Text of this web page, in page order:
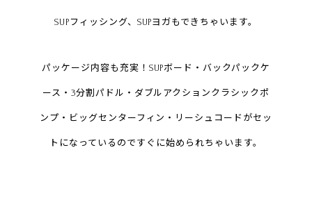
SUPフィッシング、SUPヨガもできちゃいます。
パッケージ内容も充実！SUPボード・バックパックケ
ース・3分割パドル・ダブルアクションクラシックポ
ンプ・ビッグセンターフィン・リーシュコードがセッ
トになっているのですぐに始められちゃいます。